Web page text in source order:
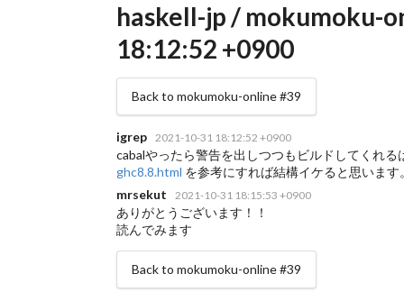
haskell-jp / mokumoku-
18:12:52 +0900
Back to mokumoku-online #39
igrep 2021-10-31 18:12:52 +0900
cabalやったら警告を出しつつもビルドしてくれ
ghc8.8.html を参考にすれば結構イケると思いま
mrsekut
2021-10-31 18:15:53 +0900
ありがとうございます！！
読んでみます
Back to mokumoku-online #39